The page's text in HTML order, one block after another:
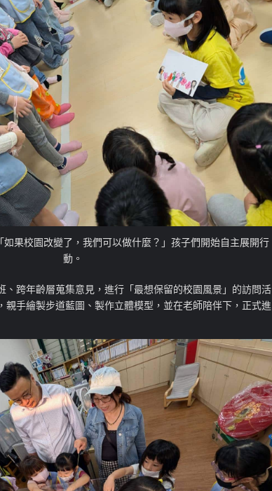
果校園改變了，我們可以做什麼？」孩子們開始自主展開行
動。
、跨年齡層蒐集意見，進行「最想保留的校園風景」的訪問活
親手繪製步道藍圖、製作立體模型，並在老師陪伴下，正式進